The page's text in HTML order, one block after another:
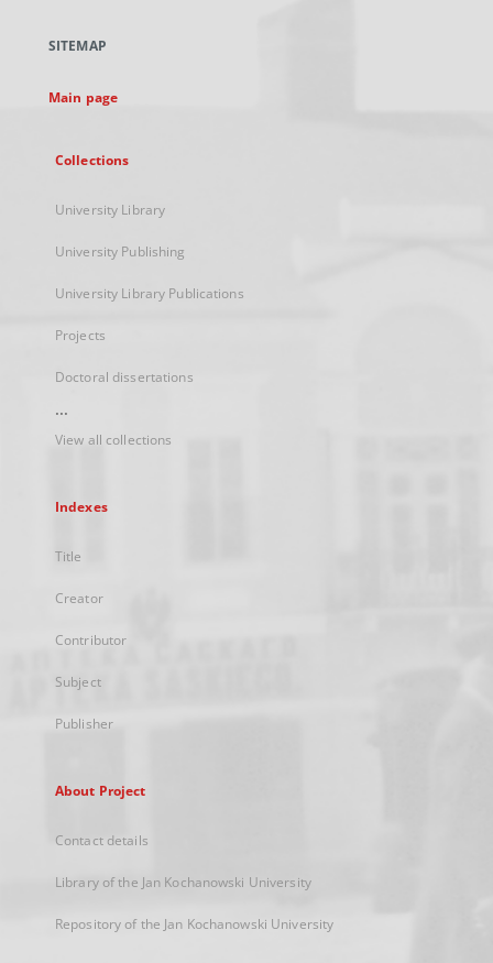
new
SITEMAP
Main page
Collections
University Library
University Publishing
University Library Publications
Projects
Doctoral dissertations
...
View all collections
Indexes
Title
Creator
Contributor
Subject
Publisher
About Project
Contact details
Library of the Jan Kochanowski University
Repository of the Jan Kochanowski University